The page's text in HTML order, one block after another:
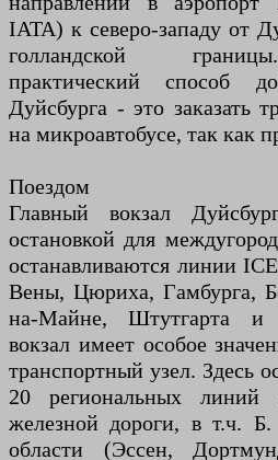
IATA) к северо-западу от
голландской
практический способ
Дуйсбурга - это заказать
на микроавтобусе, так как
Поездом
Главный вокзал
остановкой для
останавливаются линии
Вены, Цюриха, Гамбурга,
на-Майне, Штутгарта
вокзал имеет особое
транспортный узел. Здесь
20 региональных линий
железной дороги, в т.ч.
области (Эссен,